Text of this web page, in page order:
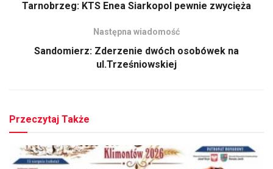
Tarnobrzeg: KTS Enea Siarkopol pewnie zwycięża
Następna wiadomość
Sandomierz: Zderzenie dwóch osobówek na
ul.Trześniowskiej
Przeczytaj Także